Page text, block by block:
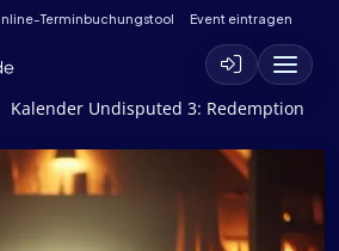
Terminbuchungstool Event eintragen
Kalender Undisputed 3: Redemption